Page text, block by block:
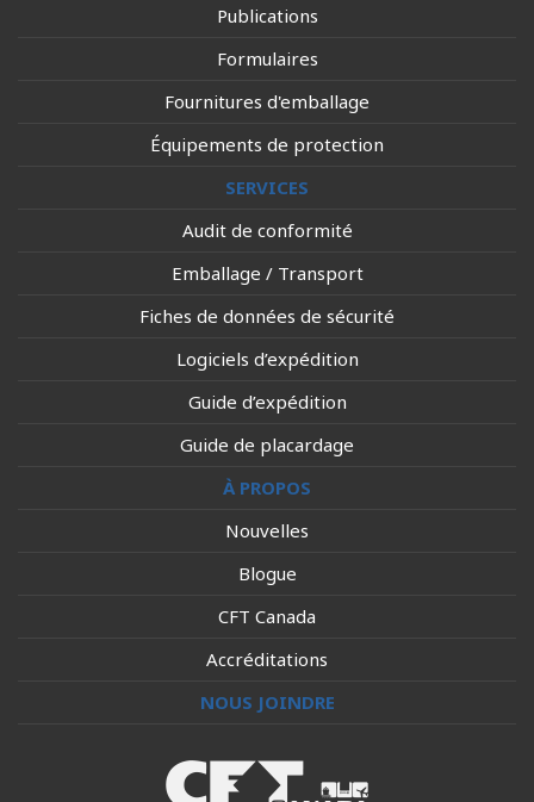
Publications
Formulaires
Fournitures d'emballage
Équipements de protection
SERVICES
Audit de conformité
Emballage / Transport
Fiches de données de sécurité
Logiciels d’expédition
Guide d’expédition
Guide de placardage
À PROPOS
Nouvelles
Blogue
CFT Canada
Accréditations
NOUS JOINDRE